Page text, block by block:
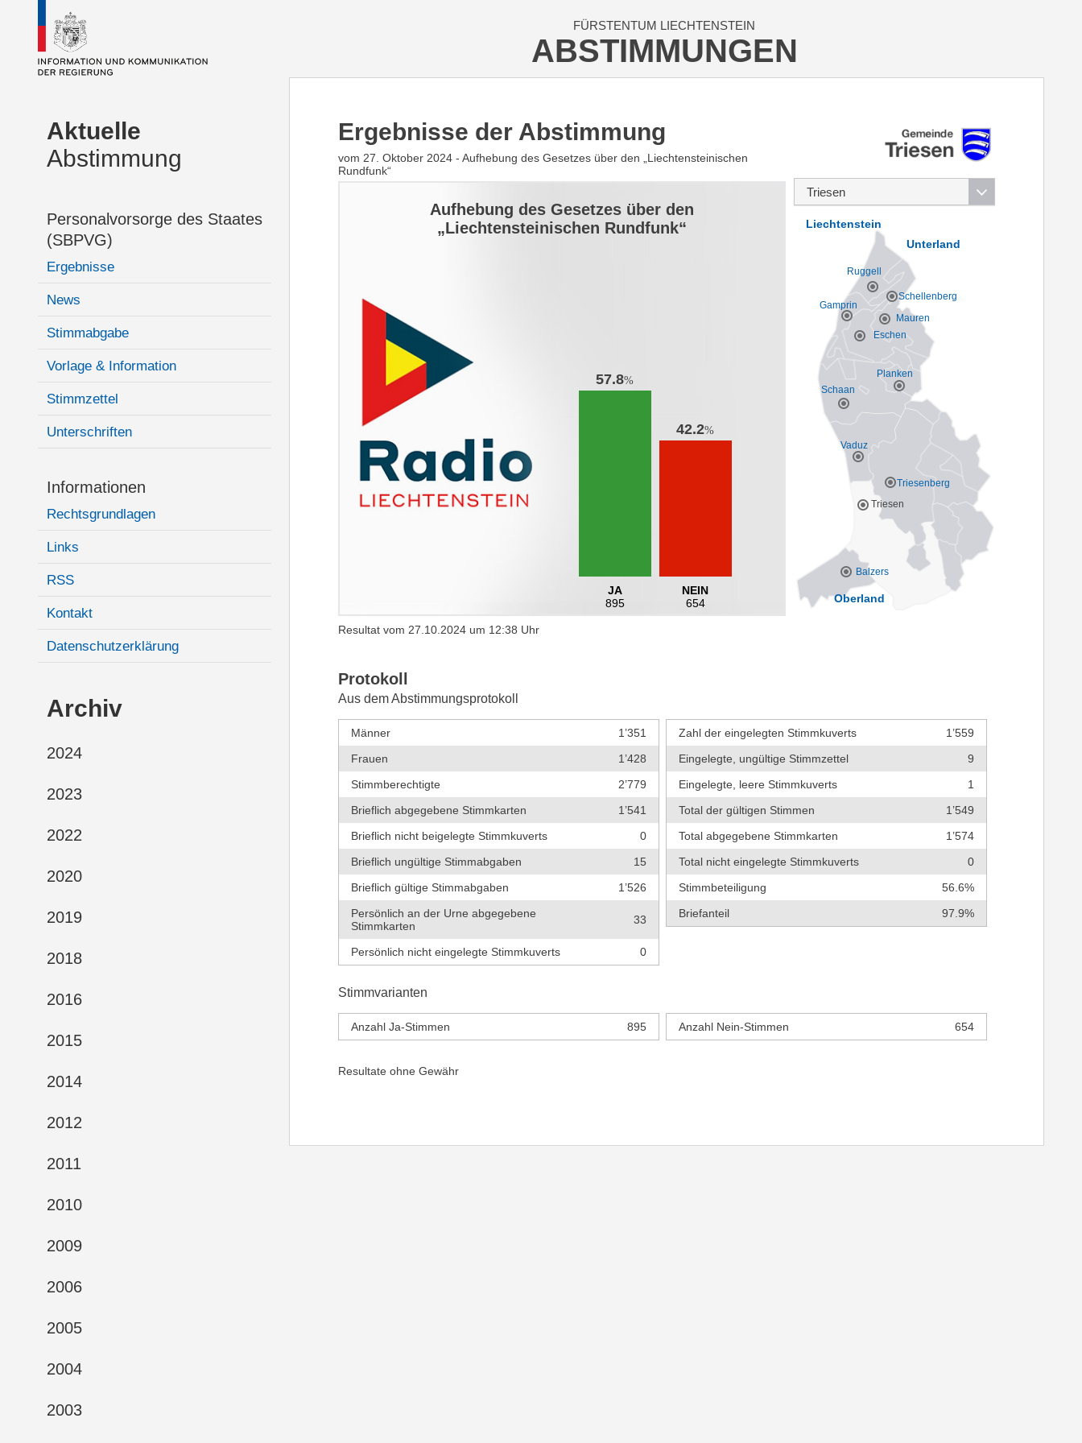
FÜRSTENTUM LIECHTENSTEIN
ABSTIMMUNGEN
Aktuelle
Abstimmung
Personalvorsorge des Staates
(SBPVG)
Ergebnisse
News
Stimmabgabe
Vorlage & Information
Stimmzettel
Unterschriften
Informationen
Rechtsgrundlagen
Links
RSS
Kontakt
Datenschutzerklärung
Archiv
2024
2023
2022
2020
2019
2018
2016
2015
2014
2012
2011
2010
2009
2006
2005
2004
2003
Vaduz
Balzers
Planken
Schaan
Triesen
Triesenberg
Eschen
Gamprin
Mauren
Ruggell
Schellenberg
Oberland
Unterland
Liechtenstein
Ergebnisse der Abstimmung
vom 27. Oktober 2024 - Aufhebung des Gesetzes über den „Liechtensteinischen
Rundfunk“
Aufhebung des Gesetzes über den
„Liechtensteinischen Rundfunk“
57.8%
JA
895
42.2%
NEIN
654
Resultat vom 27.10.2024 um 12:38 Uhr
Protokoll
Aus dem Abstimmungsprotokoll
Männer
1’351
Frauen
1’428
Stimmberechtigte
2’779
Brieflich abgegebene Stimmkarten
1’541
Brieflich nicht beigelegte Stimmkuverts
0
Brieflich ungültige Stimmabgaben
15
Brieflich gültige Stimmabgaben
1’526
Persönlich an der Urne abgegebene
Stimmkarten
33
Persönlich nicht eingelegte Stimmkuverts 0
Zahl der eingelegten Stimmkuverts
1’559
Eingelegte, ungültige Stimmzettel
9
Eingelegte, leere Stimmkuverts
1
Total der gültigen Stimmen
1’549
Total abgegebene Stimmkarten
1’574
Total nicht eingelegte Stimmkuverts
0
Stimmbeteiligung
56.6%
Briefanteil
97.9%
Stimmvarianten
Anzahl Ja-Stimmen 895 Anzahl Nein-Stimmen 654
Resultate ohne Gewähr